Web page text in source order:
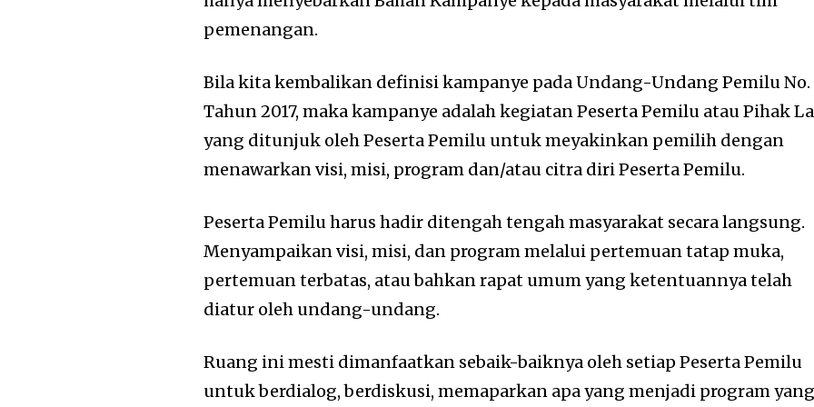
pemenangan.
Bila kita kembalikan definisi kampanye pada Undang-Undang Pemilu No.
Tahun 2017, maka kampanye adalah kegiatan Peserta Pemilu atau Pihak
yang ditunjuk oleh Peserta Pemilu untuk meyakinkan pemilih dengan
menawarkan visi, misi, program dan/atau citra diri Peserta Pemilu.
Peserta Pemilu harus hadir ditengah tengah masyarakat secara langsung.
Menyampaikan visi, misi, dan program melalui pertemuan tatap muka,
pertemuan terbatas, atau bahkan rapat umum yang ketentuannya telah
diatur oleh undang-undang.
Ruang ini mesti dimanfaatkan sebaik-baiknya oleh setiap Peserta Pemilu
untuk berdialog, berdiskusi, memaparkan apa yang menjadi program yang